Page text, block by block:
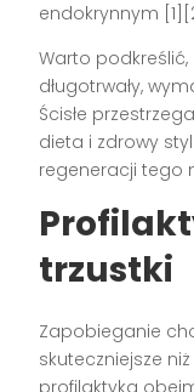
endokrynnym
Warto
długotrwały,
Ścisłe
dieta i zdrowy
regeneracji tego
trzustki
Zapobieganie
skuteczniejsze
profilaktyka